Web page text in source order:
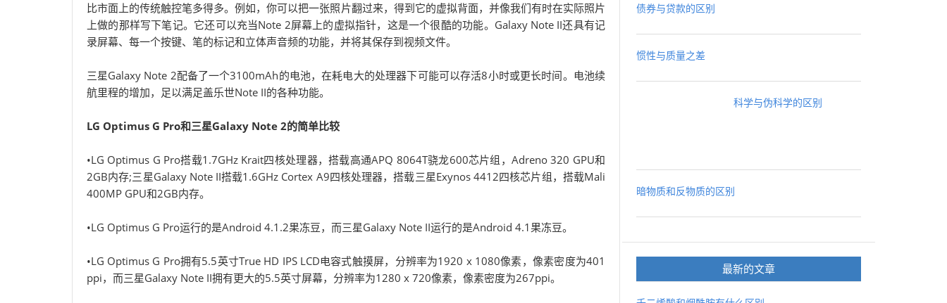
比市面上的传统触控笔多得多。例如，你可以把一张照片翻过来，得到它的虚拟背面，并像我们有时在实际照片
上做的那样写下笔记。它还可以充当Note 2屏幕上的虚拟指针，这是一个很酷的功能。Galaxy Note II还具有记
录屏幕、每一个按键、笔的标记和立体声音频的功能，并将其保存到视频文件。
三星Galaxy Note 2配备了一个3100mAh的电池，在耗电大的处理器下可能可以存活8小时或更长时间。电池续
航里程的增加，足以满足盖乐世Note II的各种功能。
LG Optimus G Pro和三星Galaxy Note 2的简单比较
•LG Optimus G Pro搭载1.7GHz Krait四核处理器，搭载高通APQ 8064T骁龙600芯片组，Adreno 320 GPU和
2GB内存;三星Galaxy Note II搭载1.6GHz Cortex A9四核处理器，搭载三星Exynos 4412四核芯片组，搭载Mali
400MP GPU和2GB内存。
•LG Optimus G Pro运行的是Android 4.1.2果冻豆，而三星Galaxy Note II运行的是Android 4.1果冻豆。
•LG Optimus G Pro拥有5.5英寸True HD IPS LCD电容式触摸屏，分辨率为1920 x 1080像素，像素密度为401
ppi，而三星Galaxy Note II拥有更大的5.5英寸屏幕，分辨率为1280 x 720像素，像素密度为267ppi。
债券与贷款的区别
惯性与质量之差
科学与伪科学的区别
暗物质和反物质的区别
最新的文章